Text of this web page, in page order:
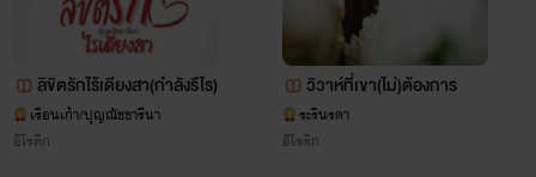
ลิขิตรักไร้เดียงสา(กำลังรีไร)
เรือนเก้า/ปุญณัชชารีนา
อีโรติก
วิวาห์ที่เขา(ไม่)ต้องการ
ระรินรดา
อีโรติก